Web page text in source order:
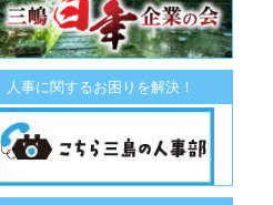
人事に関するお困りを解決！